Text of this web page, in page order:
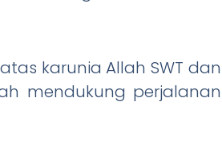
karunia Allah SWT dan
mendukung perjalanan